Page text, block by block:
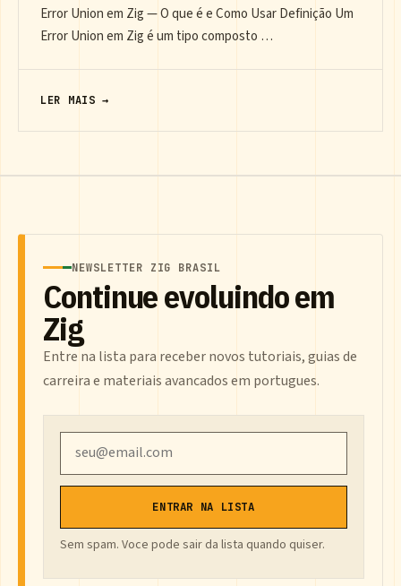
Error Union em Zig — O que é e Como Usar Definição Um
Error Union em Zig é um tipo composto …
LER MAIS →
NEWSLETTER ZIG BRASIL
Continue evoluindo em
Zig
Entre na lista para receber novos tutoriais, guias de
carreira e materiais avancados em portugues.
ENTRAR NA LISTA
Sem spam. Voce pode sair da lista quando quiser.